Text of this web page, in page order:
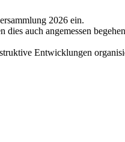
2026 ein.
auch angemessen
Entwicklungen